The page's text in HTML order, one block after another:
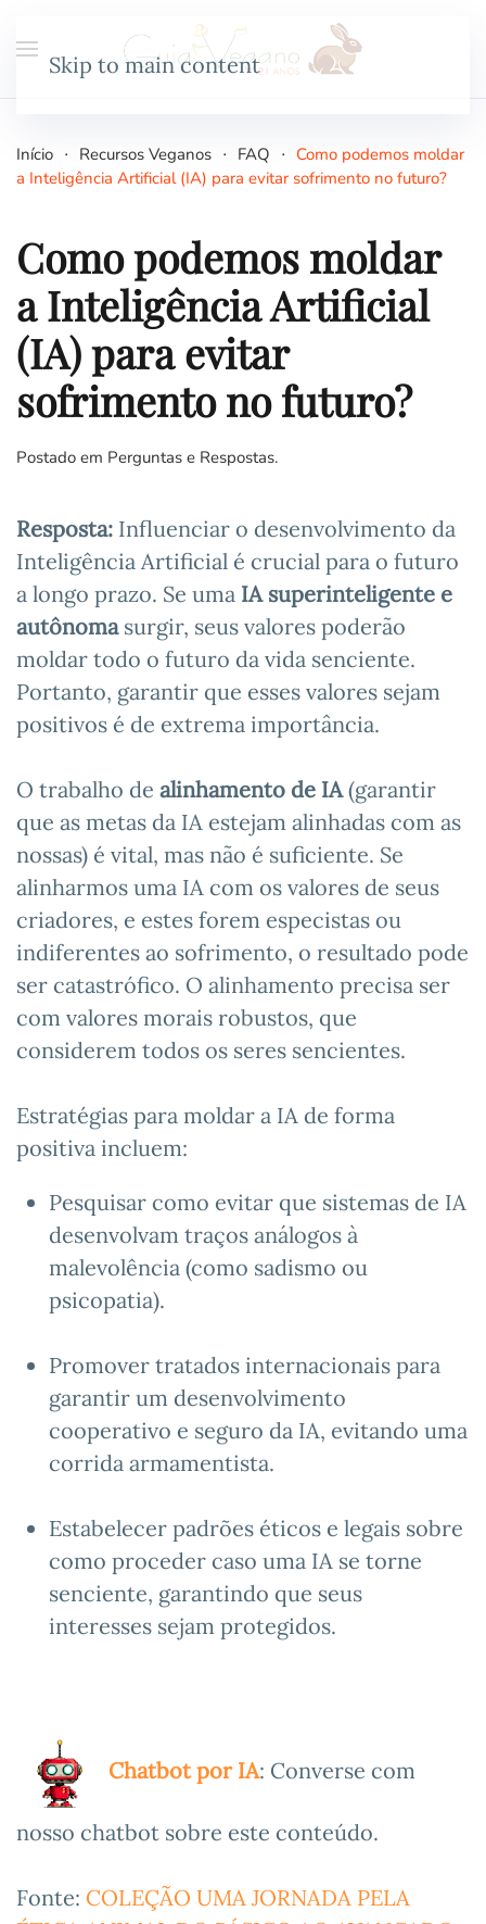
Skip to main content
Início Recursos Veganos FAQ
Como podemos moldar
a Inteligência Artificial (IA) para evitar sofrimento no futuro?
Como podemos moldar
a Inteligência Artificial
(IA) para evitar
sofrimento no futuro?
Postado em Perguntas e Respostas.
Resposta: Influenciar o desenvolvimento da
Inteligência Artificial é crucial para o futuro
a longo prazo. Se uma IA superinteligente e
autônomasurgir, seus valores poderão
moldar todo o futuro da vida senciente.
Portanto, garantir que esses valores sejam
positivos é de extrema importância.
O trabalho de alinhamento de IA(garantir
que as metas da IA estejam alinhadas com as
nossas) é vital, mas não é suficiente. Se
alinharmos uma IA com os valores de seus
criadores, e estes forem especistas ou
indiferentes ao sofrimento, o resultado pode
ser catastrófico. O alinhamento precisa ser
com valores morais robustos, que
considerem todos os seres sencientes.
Estratégias para moldar a IA de forma
positiva incluem:
Pesquisar como evitar que sistemas de IA
desenvolvam traços análogos à
malevolência (como sadismo ou
psicopatia).
Promover tratados internacionais para
garantir um desenvolvimento
cooperativo e seguro da IA, evitando uma
corrida armamentista.
Estabelecer padrões éticos e legais sobre
como proceder caso uma IA se torne
senciente, garantindo que seus
interesses sejam protegidos.
Chatbot por IA: Converse com
nosso chatbot sobre este conteúdo.
Fonte: COLEÇÃO UMA JORNADA PELA